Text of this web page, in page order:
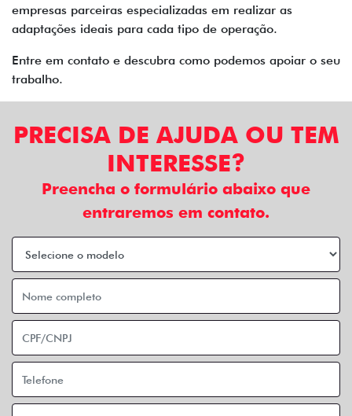
empresas parceiras especializadas em realizar as
adaptações ideais para cada tipo de operação.
Entre em contato e descubra como podemos apoiar o seu
trabalho.
PRECISA DE AJUDA OU TEM
INTERESSE?
Preencha o formulário abaixo que
entraremos em contato.